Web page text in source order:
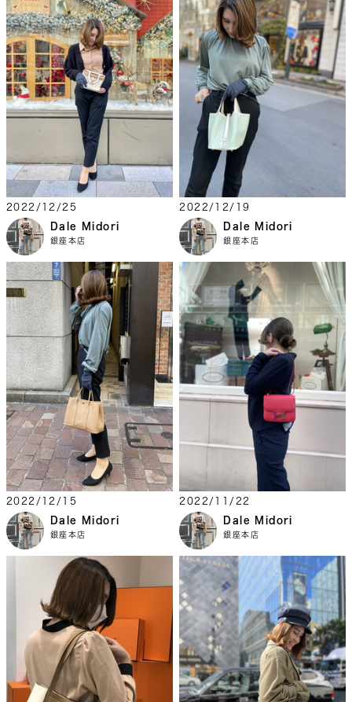
2022/12/25
Dale Midori
銀座本店
2022/12/19
Dale Midori
銀座本店
2022/12/15
Dale Midori
銀座本店
2022/11/22
Dale Midori
銀座本店